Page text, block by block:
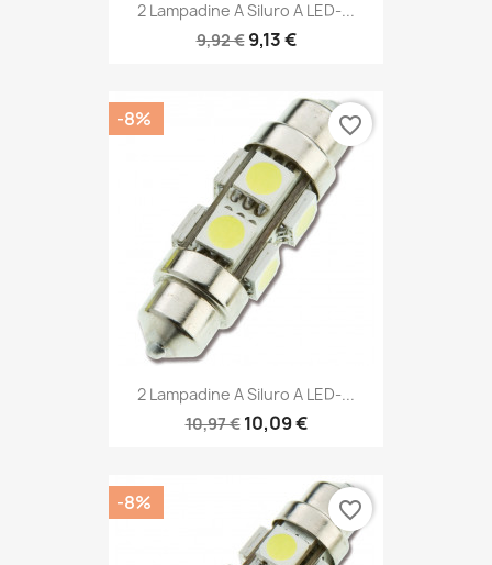
2 Lampadine A Siluro A LED-...
9,92 € 9,13 €
2 Lampadine A Siluro A LED-...
10,97 € 10,09 €
-8% favorite_border
-8% favorite_border